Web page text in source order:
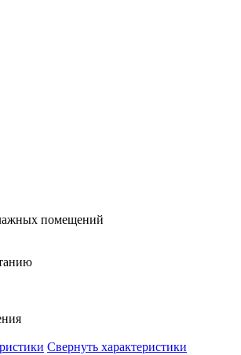
помещений
Свернуть характеристики